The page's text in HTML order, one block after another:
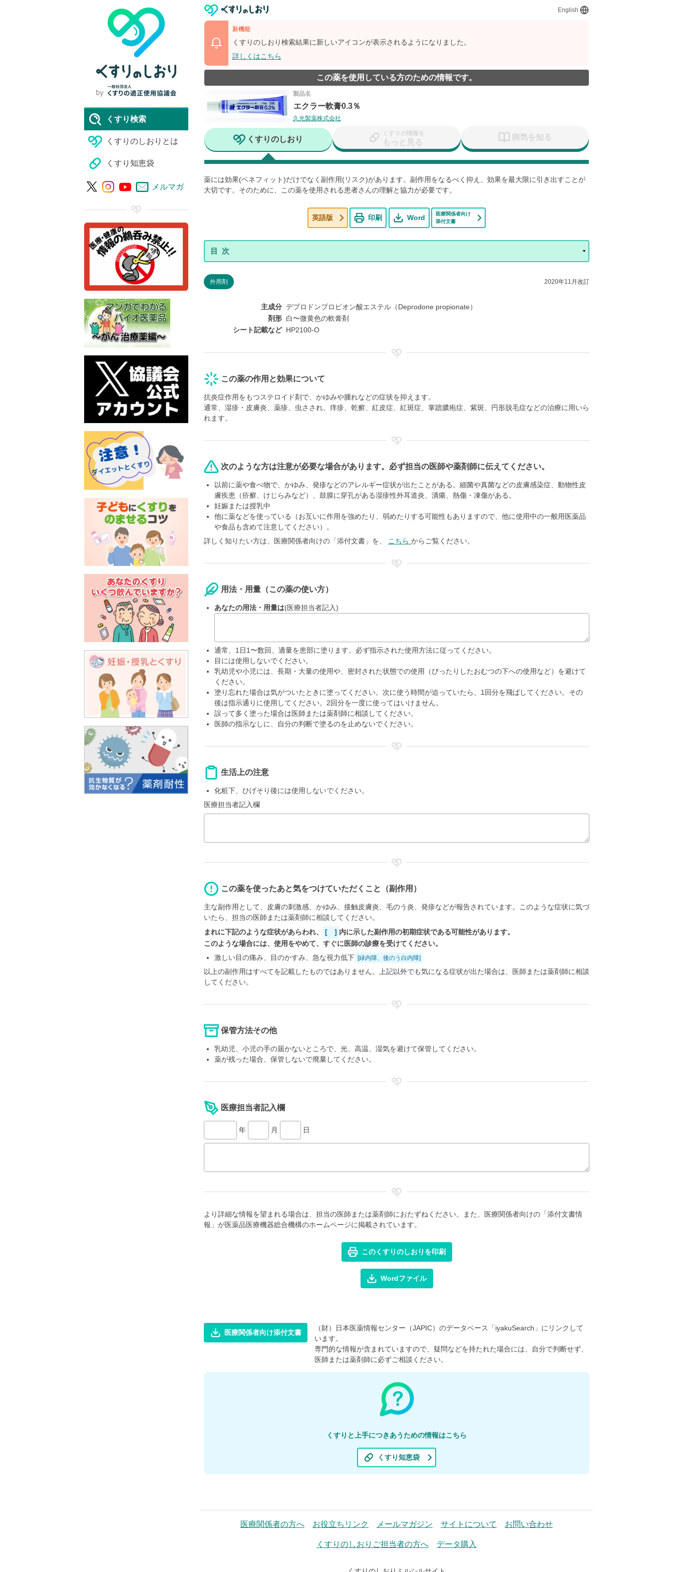
English
新機能
くすりのしおり検索結果に新しいアイコンが表示されるようになりました。
詳しくはこちら
この薬を使用している方のための情報です。
くすり検索
くすりのしおりとは
くすり知恵袋
メルマガ
製品名
エクラー軟膏0.3％
久光製薬株式会社
くすりのしおり
くすりの情報を
もっと見る
病気を知る
薬には効果(ベネフィット)だけでなく副作用(リスク)があります。副作用をなるべく抑え、効果を最大限に引き出すことが
大切です。そのために、この薬を使用される患者さんの理解と協力が必要です。
英語版 印刷 Word
医療関係者向け
添付文書
外用剤 2020年11月改訂
主成分 デプロドンプロピオン酸エステル（Deprodone propionate）
剤形 白〜微黄色の軟膏剤
シート記載など HP2100-O
この薬の作用と効果について
抗炎症作用をもつステロイド剤で、かゆみや腫れなどの症状を抑えます。
通常、湿疹・皮膚炎、薬疹、虫さされ、痒疹、乾癬、紅皮症、紅斑症、掌蹠膿疱症、紫斑、円形脱毛症などの治療に用いら
れます。
次のような方は注意が必要な場合があります。必ず担当の医師や薬剤師に伝えてください。
以前に薬や食べ物で、かゆみ、発疹などのアレルギー症状が出たことがある。細菌や真菌などの皮膚感染症、動物性皮
膚疾患（疥癬、けじらみなど）、鼓膜に穿孔がある湿疹性外耳道炎、潰瘍、熱傷・凍傷がある。
妊娠または授乳中
他に薬などを使っている（お互いに作用を強めたり、弱めたりする可能性もありますので、他に使用中の一般用医薬品
や食品も含めて注意してください）。
詳しく知りたい方は、医療関係者向けの「添付文書」を、
こちら からご覧ください。
用法・用量（この薬の使い方）
あなたの用法・用量は(医療担当者記入)
通常、1日1〜数回、適量を患部に塗ります。必ず指示された使用方法に従ってください。
目には使用しないでください。
乳幼児や小児には、長期・大量の使用や、密封された状態での使用（ぴったりしたおむつの下への使用など）を避けて
ください。
塗り忘れた場合は気がついたときに塗ってください。次に使う時間が迫っていたら、1回分を飛ばしてください。その
後は指示通りに使用してください。2回分を一度に使ってはいけません。
誤って多く塗った場合は医師または薬剤師に相談してください。
医師の指示なしに、自分の判断で塗るのを止めないでください。
生活上の注意
化粧下、ひげそり後には使用しないでください。
医療担当者記入欄
この薬を使ったあと気をつけていただくこと（副作用）
主な副作用として、皮膚の刺激感、かゆみ、接触皮膚炎、毛のう炎、発疹などが報告されています。このような症状に気づ
いたら、担当の医師または薬剤師に相談してください。
まれに下記のような症状があらわれ、
[ ] 内に示した副作用の初期症状である可能性があります。
このような場合には、使用をやめて、すぐに医師の診療を受けてください。
激しい目の痛み、目のかすみ、急な視力低下 [緑内障、後のう白内障]
以上の副作用はすべてを記載したものではありません。上記以外でも気になる症状が出た場合は、医師または薬剤師に相談
してください。
保管方法その他
乳幼児、小児の手の届かないところで、光、高温、湿気を避けて保管してください。
薬が残った場合、保管しないで廃棄してください。
医療担当者記入欄
年 月 日
より詳細な情報を望まれる場合は、担当の医師または薬剤師におたずねください。また、医療関係者向けの「添付文書情
報」が医薬品医療機器総合機構のホームページに掲載されています。
このくすりのしおりを印刷
Wordファイル
医療関係者向け添付文書
（財）日本医薬情報センター（JAPIC）のデータベース「iyakuSearch」にリンクして
います。
専門的な情報が含まれていますので、疑問などを持たれた場合には、自分で判断せず、
医師または薬剤師に必ずご相談ください。
くすりと上手につきあうための情報はこちら
くすり知恵袋
医療関係者の方へ お役立ちリンク メールマガジン サイトについて お問い合わせ
くすりのしおりご担当者の方へ データ購入